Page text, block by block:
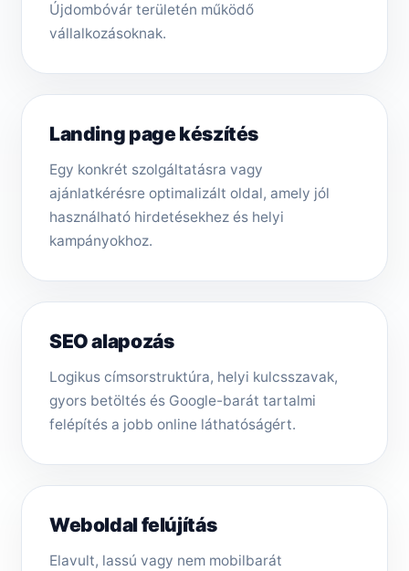
Újdombóvár területén működő
vállalkozásoknak.
Landing page készítés
Egy konkrét szolgáltatásra vagy
ajánlatkérésre optimalizált oldal, amely jól
használható hirdetésekhez és helyi
kampányokhoz.
SEO alapozás
Logikus címsorstruktúra, helyi kulcsszavak,
gyors betöltés és Google-barát tartalmi
felépítés a jobb online láthatóságért.
Weboldal felújítás
Elavult, lassú vagy nem mobilbarát